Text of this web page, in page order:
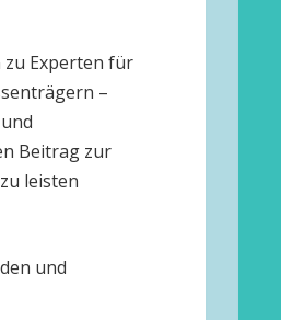
zu Experten für
–
Beitrag zur
leisten
und